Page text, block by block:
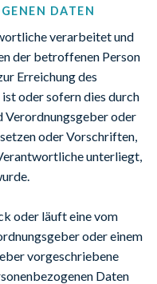
DATEN
verarbeitet und
der betroffenen Person
Erreichung des
oder sofern dies durch
Verordnungsgeber oder
oder Vorschriften,
unterliegt,
oder läuft eine vom
oder einem
vorgeschriebene
Daten